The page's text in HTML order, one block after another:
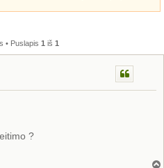
• Puslapis 1 iš 1
?